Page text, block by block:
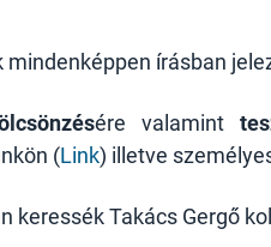
mindenképpen írásban
ére valamint
(Link) illetve
keressék Takács Gergő